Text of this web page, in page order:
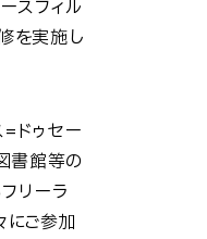
スフィル
を実施し
ドゥセー
書館等の
リーラ
ご参加